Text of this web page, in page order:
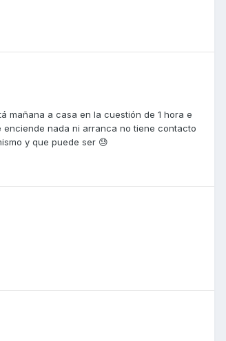
mañana a casa en la cuestión de 1 hora e
nada ni arranca no tiene contacto
y que puede ser 😓